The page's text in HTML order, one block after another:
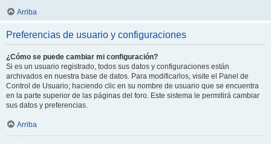
Arriba
Preferencias de usuario y configuraciones
¿Cómo se puede cambiar mi configuración?
Si es un usuario registrado, todos sus datos y configuraciones están
archivados en nuestra base de datos. Para modificarlos, visite el Panel de
Control de Usuario; haciendo clic en su nombre de usuario que se encuentra
en la parte superior de las páginas del foro. Este sistema le permitirá cambiar
sus datos y preferencias.
Arriba